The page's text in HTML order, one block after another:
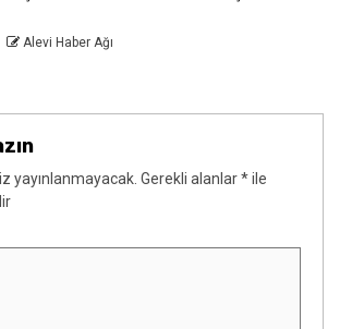
Alevi Haber Ağı
yayınlanmayacak. Gerekli alanlar*ile